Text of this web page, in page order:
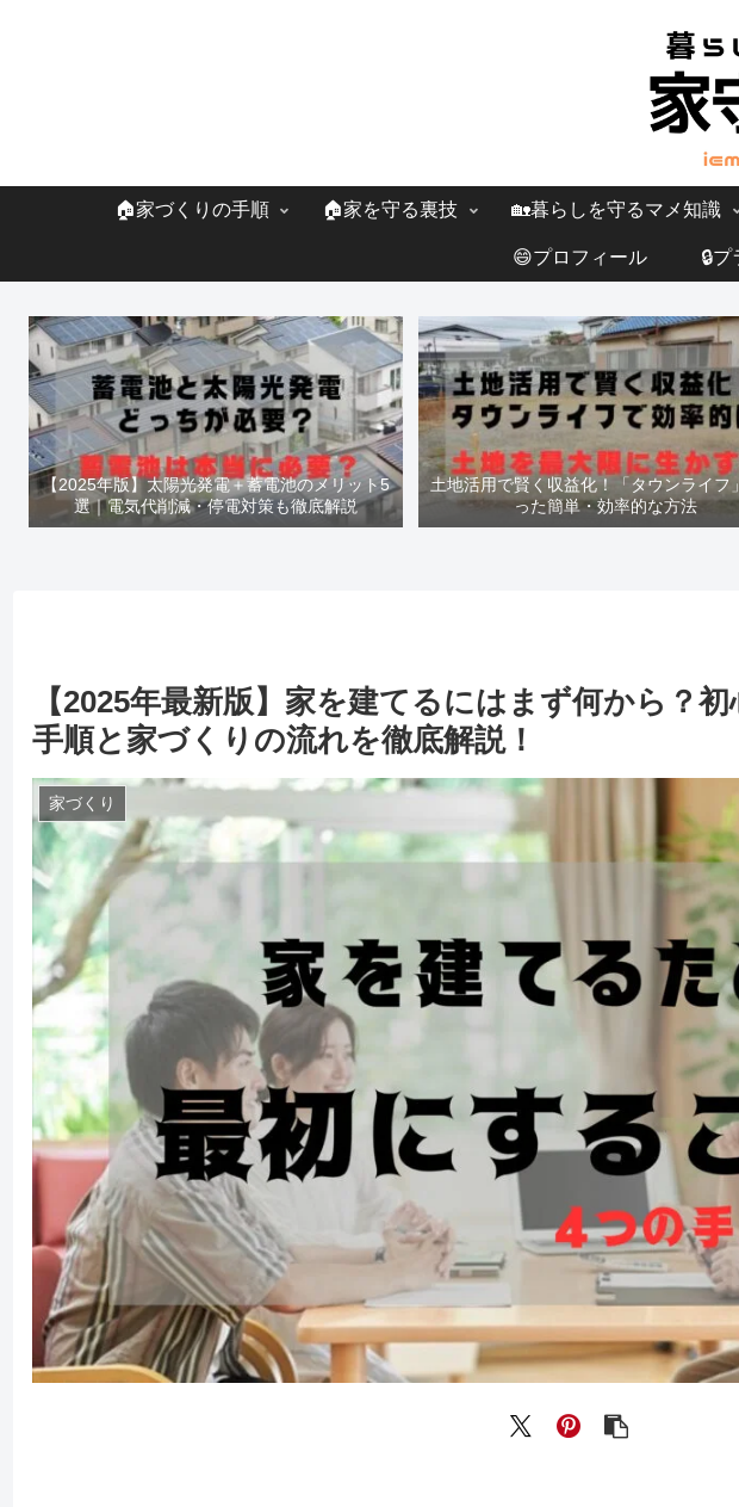
🏠家づくりの手順 🏠家を守る裏技 🏡暮らしを守るマメ知識
😄プロフィール 🔒
【2025年版】太陽光発電＋蓄電池のメリット5
選｜電気代削減・停電対策も徹底解説
土地活用で賢く収益化！「タウンライフ
った簡単・効率的な方法
【2025年最新版】家を建てるにはまず何から？
手順と家づくりの流れを徹底解説！
家づくり